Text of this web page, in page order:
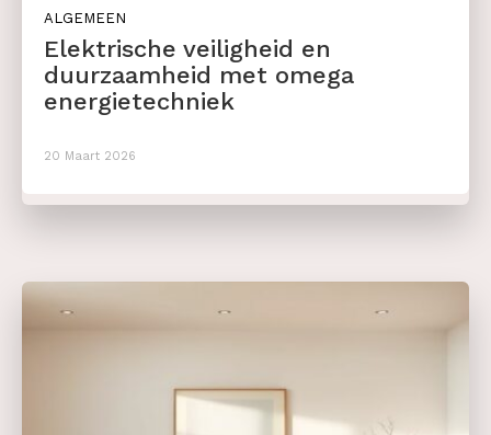
ALGEMEEN
Elektrische veiligheid en
duurzaamheid met omega
energietechniek
20 Maart 2026